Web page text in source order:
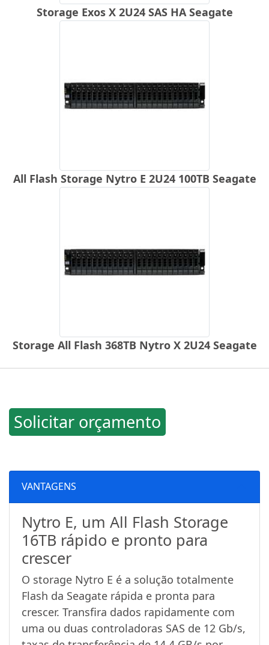
Storage Exos X 2U24 SAS HA Seagate
All Flash Storage Nytro E 2U24 100TB Seagate
Storage All Flash 368TB Nytro X 2U24 Seagate
Solicitar orçamento
VANTAGENS
Nytro E, um All Flash Storage
16TB rápido e pronto para
crescer
O storage Nytro E é a solução totalmente
Flash da Seagate rápida e pronta para
crescer. Transfira dados rapidamente com
uma ou duas controladoras SAS de 12 Gb/s,